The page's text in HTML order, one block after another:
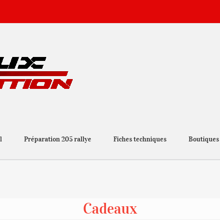
Préparation 205 rallye Fiches techniques Boutiques
Cadeaux